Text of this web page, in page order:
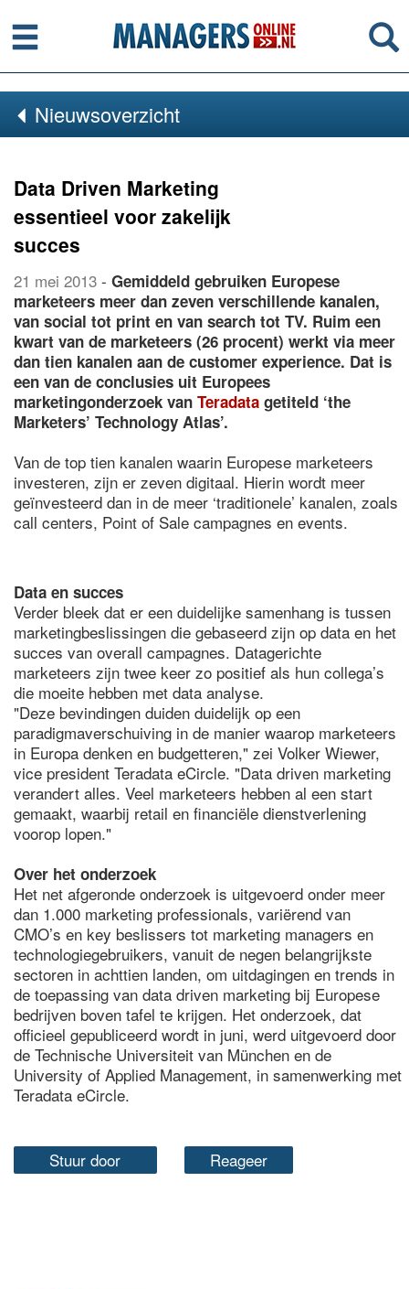
Menu
Nieuwsoverzicht
Data Driven Marketing
essentieel voor zakelijk
succes
21 mei 2013 - Gemiddeld gebruiken Europese
marketeers meer dan zeven verschillende kanalen,
van social tot print en van search tot TV. Ruim een
kwart van de marketeers (26 procent) werkt via meer
dan tien kanalen aan de customer experience. Dat is
een van de conclusies uit Europees
marketingonderzoek van Teradata getiteld ‘the
Marketers’ Technology Atlas’.
Van de top tien kanalen waarin Europese marketeers
investeren, zijn er zeven digitaal. Hierin wordt meer
geïnvesteerd dan in de meer ‘traditionele’ kanalen, zoals
call centers, Point of Sale campagnes en events.
Data en succes
Verder bleek dat er een duidelijke samenhang is tussen
marketingbeslissingen die gebaseerd zijn op data en het
succes van overall campagnes. Datagerichte
marketeers zijn twee keer zo positief als hun collega’s
die moeite hebben met data analyse.
"Deze bevindingen duiden duidelijk op een
paradigmaverschuiving in de manier waarop marketeers
in Europa denken en budgetteren," zei Volker Wiewer,
vice president Teradata eCircle. "Data driven marketing
verandert alles. Veel marketeers hebben al een start
gemaakt, waarbij retail en financiële dienstverlening
voorop lopen."
Over het onderzoek
Het net afgeronde onderzoek is uitgevoerd onder meer
dan 1.000 marketing professionals, variërend van
CMO’s en key beslissers tot marketing managers en
technologiegebruikers, vanuit de negen belangrijkste
sectoren in achttien landen, om uitdagingen en trends in
de toepassing van data driven marketing bij Europese
bedrijven boven tafel te krijgen. Het onderzoek, dat
officieel gepubliceerd wordt in juni, werd uitgevoerd door
de Technische Universiteit van München en de
University of Applied Management, in samenwerking met
Teradata eCircle.
Stuur door Reageer